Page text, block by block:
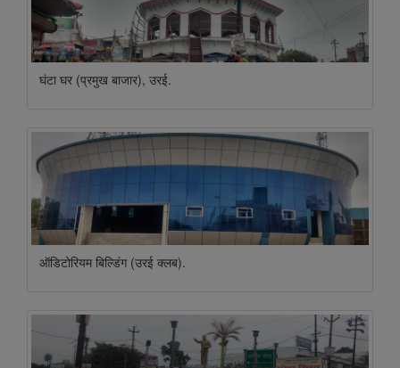
घंटा घर (प्रमुख बाजार), उरई.
ऑडिटोरियम बिल्डिंग (उरई क्लब).